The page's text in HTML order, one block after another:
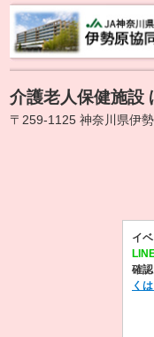
介護老人保健施設
〒259-1125 神奈川県伊
イ
確認
く